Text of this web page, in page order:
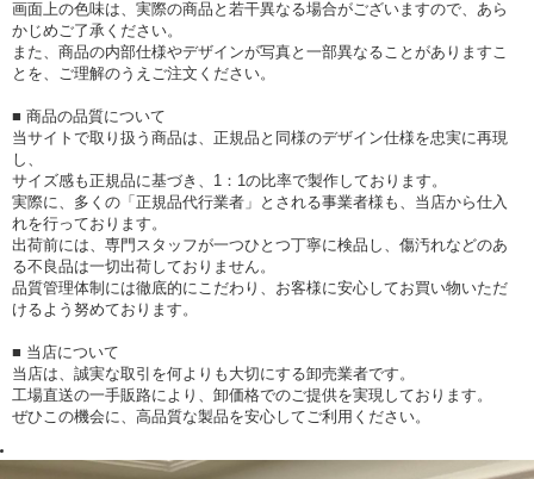
画面上の色味は、実際の商品と若干異なる場合がございますので、あら
かじめご了承ください。
また、商品の内部仕様やデザインが写真と一部異なることがありますこ
とを、ご理解のうえご注文ください。
■ 商品の品質について
当サイトで取り扱う商品は、正規品と同様のデザイン仕様を忠実に再現
し、
サイズ感も正規品に基づき、1：1の比率で製作しております。
実際に、多くの「正規品代行業者」とされる事業者様も、当店から仕入
れを行っております。
出荷前には、専門スタッフが一つひとつ丁寧に検品し、傷汚れなどのあ
る不良品は一切出荷しておりません。
品質管理体制には徹底的にこだわり、お客様に安心してお買い物いただ
けるよう努めております。
■ 当店について
当店は、誠実な取引を何よりも大切にする卸売業者です。
工場直送の一手販路により、卸価格でのご提供を実現しております。
ぜひこの機会に、高品質な製品を安心してご利用ください。